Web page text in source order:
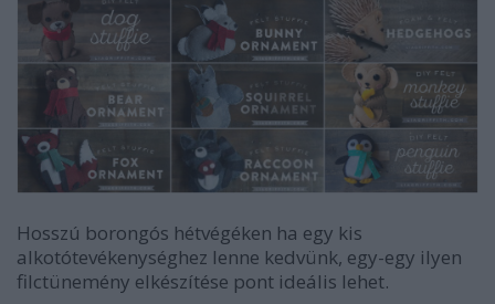
Hosszú borongós hétvégéken ha egy kis
alkotótevékenységhez lenne kedvünk, egy-egy ilyen
filctünemény elkészítése pont ideális lehet.